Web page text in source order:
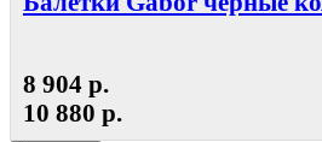
8 904 р.
10 880 р.